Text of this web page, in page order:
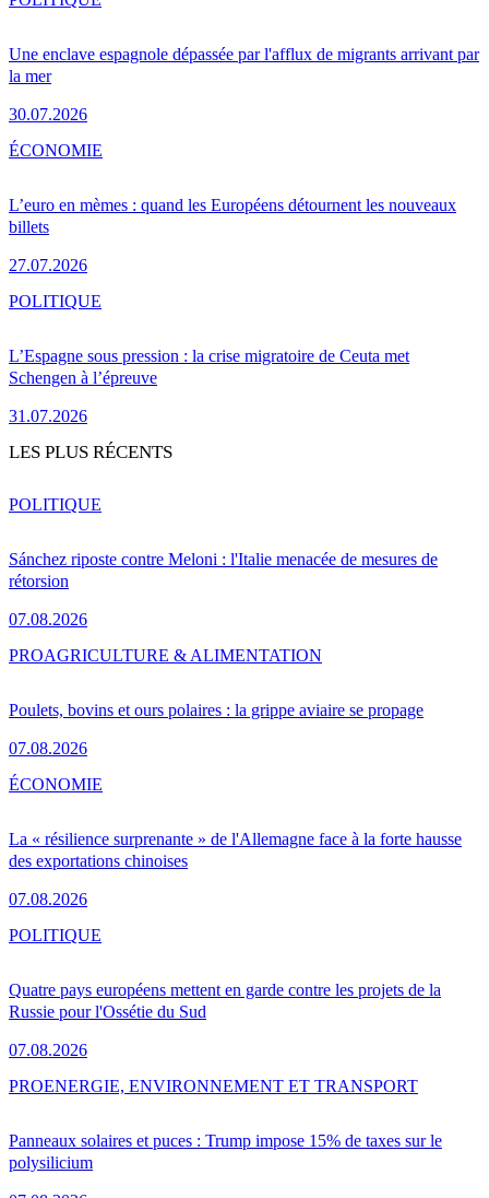
Une enclave espagnole dépassée par l'afflux de migrants arrivant par
la mer
30.07.2026
L’euro en mèmes : quand les Européens détournent les nouveaux
billets
27.07.2026
ÉCONOMIE
L’Espagne sous pression : la crise migratoire de Ceuta met
Schengen à l’épreuve
31.07.2026
POLITIQUE
LES PLUS RÉCENTS
Sánchez riposte contre Meloni : l'Italie menacée de mesures de
rétorsion
07.08.2026
POLITIQUE
Poulets, bovins et ours polaires : la grippe aviaire se propage
07.08.2026
PROAGRICULTURE & ALIMENTATION
La « résilience surprenante » de l'Allemagne face à la forte hausse
des exportations chinoises
07.08.2026
ÉCONOMIE
Quatre pays européens mettent en garde contre les projets de la
Russie pour l'Ossétie du Sud
07.08.2026
POLITIQUE
Panneaux solaires et puces : Trump impose 15% de taxes sur le
polysilicium
PROENERGIE, ENVIRONNEMENT ET TRANSPORT